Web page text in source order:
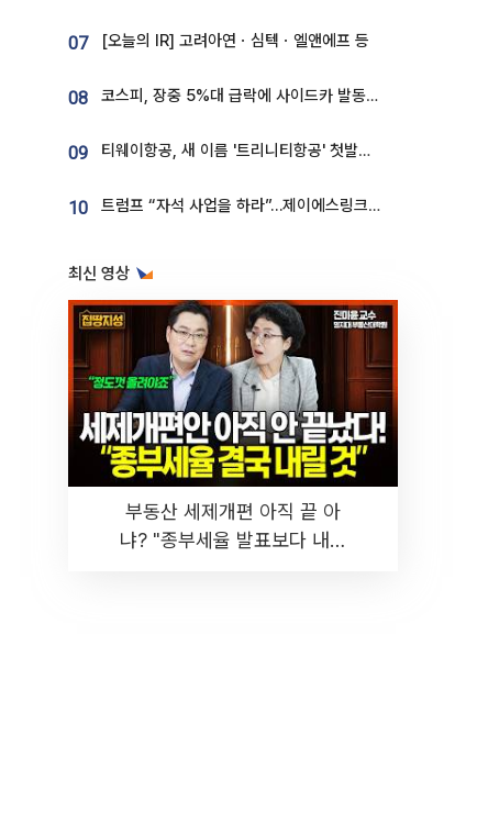
07 [오늘의 IR] 고려아연ㆍ심텍ㆍ엘앤에프 등
08 코스피, 장중 5%대 급락에 사이드카 발동…삼성·SK 동반 폭락
09 티웨이항공, 새 이름 '트리니티항공' 첫발…SSC 전략 본격화
10 트럼프 “자석 사업을 하라”…제이에스링크, 비중국 영구자석 공급망 구축 속도
최신 영상
부동산 세제개편 아직 끝 아
냐? "종부세율 발표보다 내릴